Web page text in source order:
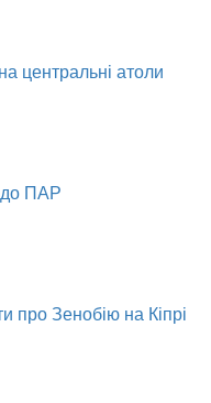
центральні атоли
ПАР
про Зенобію на Кіпрі